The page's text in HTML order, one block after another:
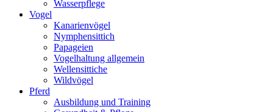
Wasserpflege
Vogel
Kanarienvögel
Nymphensittich
Papageien
Vogelhaltung allgemein
Wellensittiche
Wildvögel
Pferd
Ausbildung und Training